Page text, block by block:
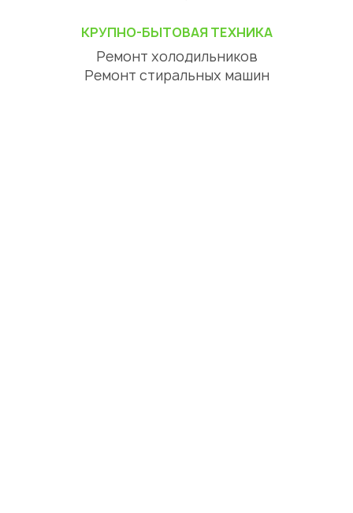
КРУПНО-БЫТОВАЯ ТЕХНИКА
Ремонт холодильников
Ремонт стиральных машин